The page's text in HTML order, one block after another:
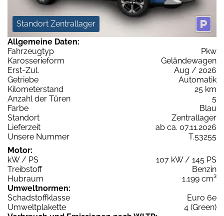
Standort Zentrallager
Allgemeine Daten:
Fahrzeugtyp
Pkw
Karosserieform
Geländewagen
Erst-Zul.
Aug / 2026
Getriebe
Automatik
Kilometerstand
25 km
Anzahl der Türen
5
Farbe
Blau
Standort
Zentrallager
Lieferzeit
ab ca. 07.11.2026
Unsere Nummer
T.53255
Motor:
kW / PS
107 kW / 145 PS
Treibstoff
Benzin
Hubraum
1.199 cm³
Umweltnormen:
Schadstoffklasse
Euro 6e
Umweltplakette
4 (Green)